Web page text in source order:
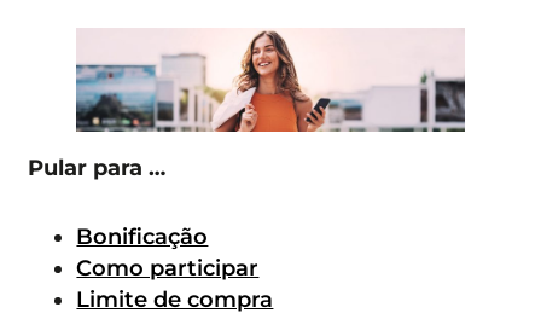
Pular para …
Bonificação
Como participar
Limite de compra